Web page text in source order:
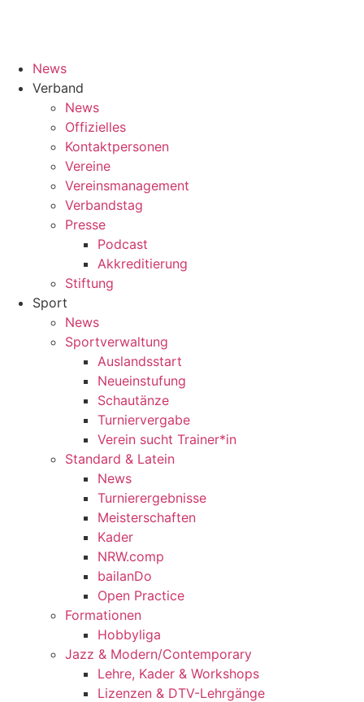
News
Verband
News
Offizielles
Kontaktpersonen
Vereine
Vereinsmanagement
Verbandstag
Presse
Podcast
Akkreditierung
Stiftung
Sport
News
Sportverwaltung
Auslandsstart
Neueinstufung
Schautänze
Turniervergabe
Verein sucht Trainer*in
Standard & Latein
News
Turnierergebnisse
Meisterschaften
Kader
NRW.comp
bailanDo
Open Practice
Formationen
Hobbyliga
Jazz & Modern/Contemporary
Lehre, Kader & Workshops
Lizenzen & DTV-Lehrgänge